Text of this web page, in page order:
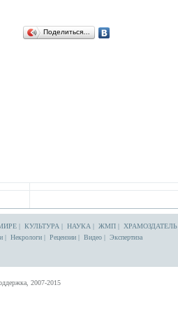
Поделиться…
| КУЛЬТУРА | НАУКА | ЖМП | ХРАМОЗДАТЕЛЬ
| Некрологи | Рецензии | Видео | Экспертиза
2007-2015